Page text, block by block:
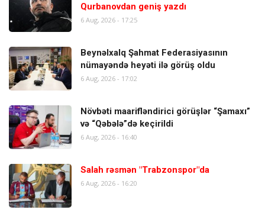
Qurbanovdan geniş yazdı
6 Aug, 2026 - 17:25
Beynəlxalq Şahmat Federasiyasının
nümayəndə heyəti ilə görüş oldu
6 Aug, 2026 - 17:02
Növbəti maarifləndirici görüşlər “Şamaxı”
və “Qəbələ”də keçirildi
6 Aug, 2026 - 16:40
Salah rəsmən "Trabzonspor"da
6 Aug, 2026 - 16:20